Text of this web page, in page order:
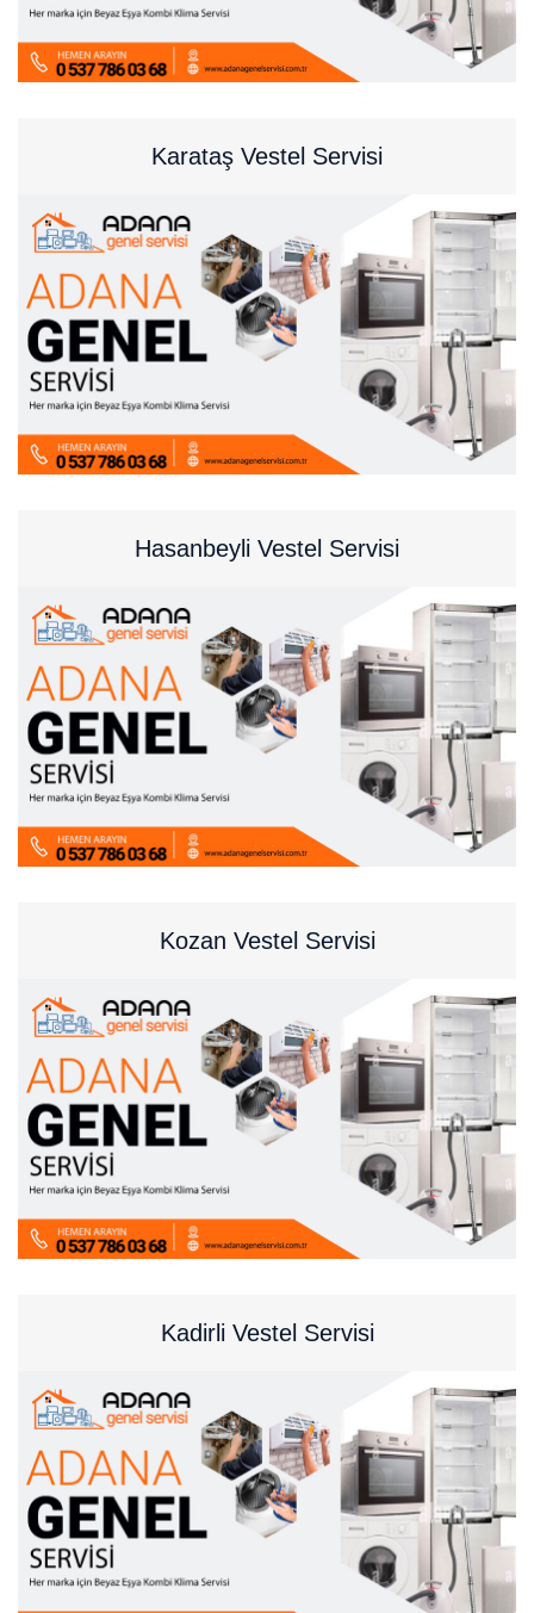
Karataş Vestel Servisi
Hasanbeyli Vestel Servisi
Kozan Vestel Servisi
Kadirli Vestel Servisi